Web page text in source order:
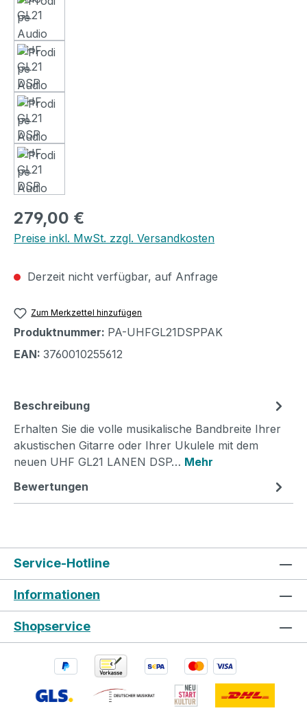
Regulärer Preis:
279,00 €
Preise inkl. MwSt. zzgl. Versandkosten
Derzeit nicht verfügbar, auf Anfrage
Zum Merkzettel hinzufügen
Produktnummer: PA-UHFGL21DSPPAK
EAN: 3760010255612
Beschreibung
Erhalten Sie die volle musikalische Bandbreite Ihrer
akustischen Gitarre oder Ihrer Ukulele mit dem
neuen UHF GL21 LANEN DSP… Mehr
Bewertungen
Service-Hotline
Informationen
Shopservice